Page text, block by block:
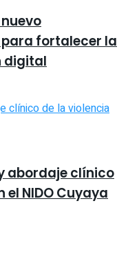
fortalecer la
digital
abordaje clínico
el NIDO Cuyaya